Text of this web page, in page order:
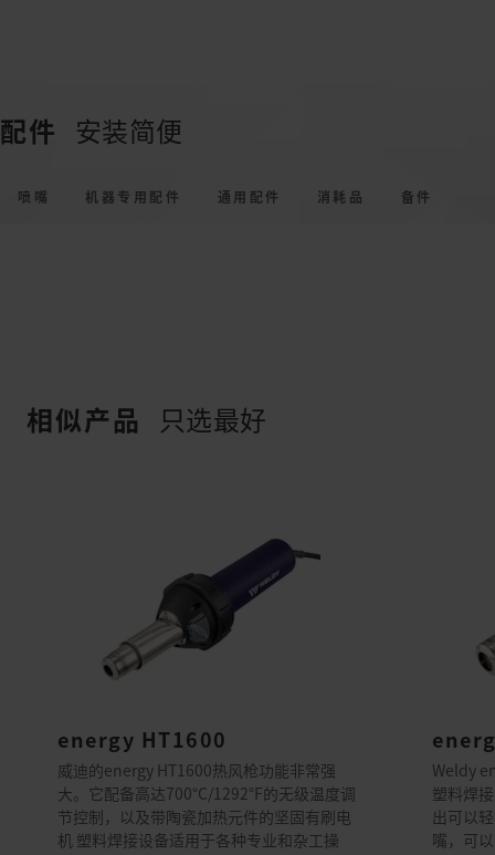
配件 安装简便
喷嘴 机器专用配件 通用配件 消耗品 备件
相似产品 只选最好
energy HT1600
威迪的energy HT1600热风枪功能非常强
大。它配备高达700°C/1292°F的无级温度调
节控制，以及带陶瓷加热元件的坚固有刷电
机 塑料焊接设备适用于各种专业和杂工操
Weldy
塑料焊
出可以
嘴，可